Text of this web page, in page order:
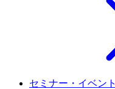
セミナー・イベント